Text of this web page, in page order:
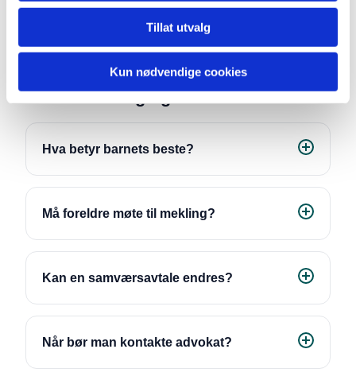
Tillat utvalg
Kun nødvendige cookies
domstolen.
for en vurdering av din sak.
Ofte stilte spørsmål om
barnefordeling og samvær
Hva betyr barnets beste?
Må foreldre møte til mekling?
Kan en samværsavtale endres?
Når bør man kontakte advokat?